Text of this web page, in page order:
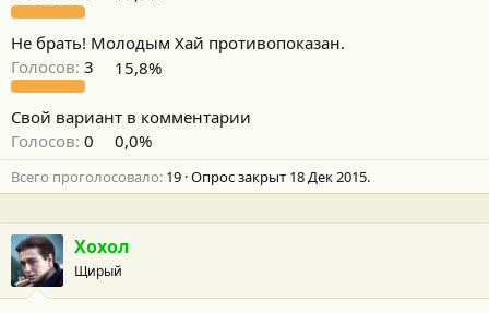
Не брать! Молодым Хай противопоказан.
Голосов: 3 15,8%
Свой вариант в комментарии
Голосов: 0 0,0%
Всего проголосовало 19 Опрос закрыт 18 Дек 2015.
Хохол
Щирый